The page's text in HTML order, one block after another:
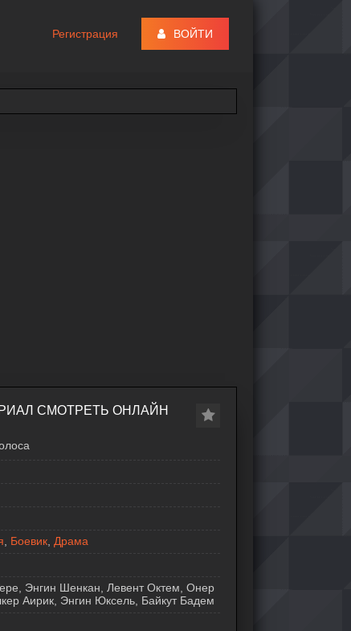
СМОТРЕТЬ ОНЛАЙН
Боевик Драма
Энгин Шенкан, Левент Октем, Онер
Аирик, Энгин Юксель, Байкут Бадем
Регистрация ВОЙТИ